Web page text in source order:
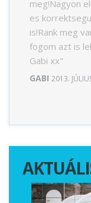
meg!Nagyon
es
is!Rank meg
fogom azt is
Gabi xx"
GABI 2013.